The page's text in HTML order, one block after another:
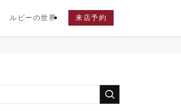
ルビーの世界 来店予約